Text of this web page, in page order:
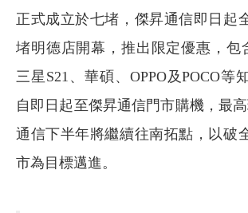
正式成立於七堵，傑昇通信即日起
堵明德店開幕，推出限定優惠，包
三星S21、華碩、OPPO及POCO等
自即日起至傑昇通信門市購機，最
通信下半年將繼續往南拓點，以破
市為目標邁進。